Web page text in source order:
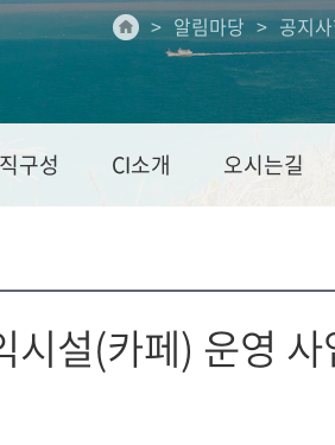
알림마당 공지
구성 CI소개 오시는길
시설(카페) 운영